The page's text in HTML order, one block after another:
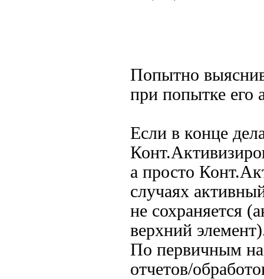
Попытно
при попытке его
Если в конце
а просто
случаях
не сохраняется
верхний
По первичным
отчетов/